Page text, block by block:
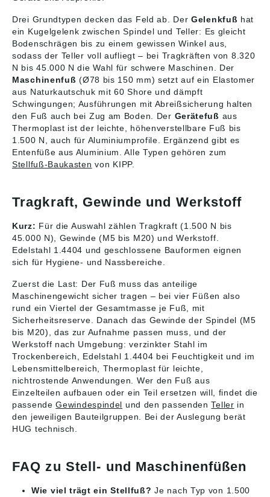
sich Maschinenfüße
mit Abreißsicherung
an. Die angegebenen
Belastungsdaten sind
Richtwerte für die
statische Belastung
bei einer Gummihärte
von 60° Shore A. Auf
Anfrage:
Maschinenfüße mit
Gummihärte 40° oder
70° Shore A. A: 110
B: 78 D: 78 D1: M10
D2: 9 H: 30 L: 128 F1
(N): 1800 Gewicht ca.
kg : 0,249 Ausführung
Angaben gemäß
Produktsicherheitsver
ordnung ((EU)
2023/998): Heinrich
Kipp Werk GmbH &
Co.KG, Heubergstr. 2,
72172 Sulz am
E-Mail: info@kipp.com
mit Abreißsicherung
an. Die angegebenen
Belastungsdaten sind
Richtwerte für die
statische Belastung
bei einer Gummihärte
von 60° Shore A. Auf
Anfrage:
Maschinenfüße mit
Gummihärte 40° oder
70° Shore A. L: 168
F1 (N): 8000 Gewicht
ca. kg : 2,124
Ausführung : mit
gemäß
ordnung ((EU)
2023/998): Heinrich
Kipp Werk GmbH &
Co.KG, Heubergstr. 2,
72172 Sulz am
E-Mail: info@kipp.com
Drei Grundtypen decken das Feld ab. Der Gelenkfuß hat
ein Kugelgelenk zwischen Spindel und Teller: Es gleicht
Bodenschrägen bis zu einem gewissen Winkel aus,
sodass der Teller voll aufliegt – bei Tragkräften von 8.320
N bis 45.000 N die Wahl für schwere Maschinen. Der
Maschinenfuß (Ø78 bis 150 mm) setzt auf ein Elastomer
aus Naturkautschuk mit 60 Shore und dämpft
Schwingungen; Ausführungen mit Abreißsicherung halten
den Fuß auch bei Zug am Boden. Der Gerätefuß aus
Thermoplast ist der leichte, höhenverstellbare Fuß bis
1.500 N, auch für Aluminiumprofile. Ergänzend gibt es
Entenfüße aus Aluminium. Alle Typen gehören zum
Stellfuß-Baukasten von KIPP.
Tragkraft, Gewinde und Werkstoff
Kurz: Für die Auswahl zählen Tragkraft (1.500 N bis
45.000 N), Gewinde (M5 bis M20) und Werkstoff.
Edelstahl 1.4404 und geschlossene Bauformen eignen
sich für Hygiene- und Nassbereiche.
Zuerst die Last: Der Fuß muss das anteilige
Maschinengewicht sicher tragen – bei vier Füßen also
rund ein Viertel der Gesamtmasse je Fuß, mit
Sicherheitsreserve. Danach das Gewinde der Spindel (M5
bis M20), das zur Aufnahme passen muss, und der
Werkstoff nach Umgebung: verzinkter Stahl im
Trockenbereich, Edelstahl 1.4404 bei Feuchtigkeit und im
Lebensmittelbereich, Thermoplast für leichte,
nichtrostende Anwendungen. Wer den Fuß aus
Einzelteilen aufbauen oder ein Teil ersetzen will, findet die
passendeGewindespindel und den passendenTeller in
den jeweiligen Bauteilgruppen. Bei der Auslegung berät
HUG technisch.
FAQ zu Stell- und Maschinenfüßen
Wie viel trägt ein Stellfuß? Je nach Typ von 1.500